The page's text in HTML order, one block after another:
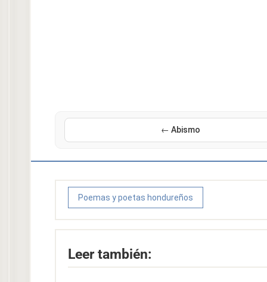
← Abismo
Poemas y poetas hondureños
Leer también: